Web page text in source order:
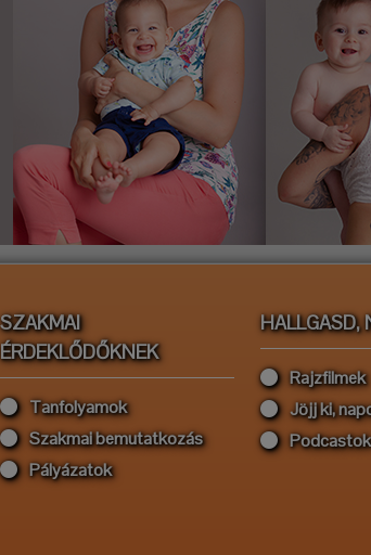
SZAKMAI
ÉRDEKLŐDŐKNEK
Tanfolyamok
Szakmai bemutatkozás
Pályázatok
HALLGASD,
Rajzfilmek
Jöjj ki,
Podcastok